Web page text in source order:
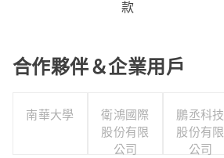
款
合作夥伴＆企業用戶
南華大學
衛鴻國際
股份有限
公司
鵬丞科技
股份有限
公司